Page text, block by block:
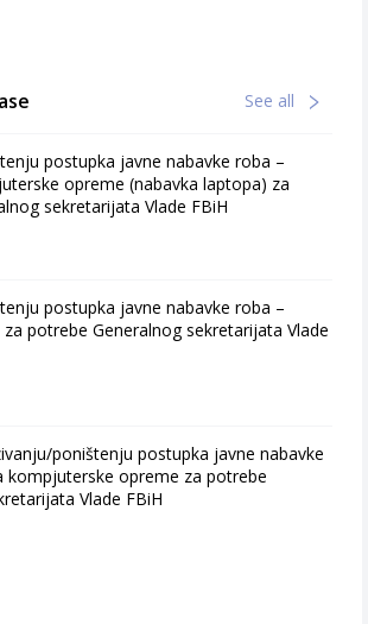
See all
postupka javne nabavke roba –
opreme (nabavka laptopa) za
sekretarijata Vlade FBiH
postupka javne nabavke roba –
za potrebe Generalnog sekretarijata Vlade
poništenju postupka javne nabavke
kompjuterske opreme za potrebe
Vlade FBiH